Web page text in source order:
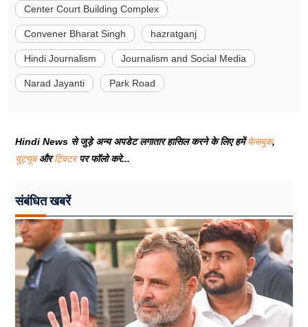
Center Court Building Complex
Convener Bharat Singh hazratganj
Hindi Journalism Journalism and Social Media
Narad Jayanti Park Road
Hindi News से जुड़े अन्य अपडेट लगातार हासिल करने के लिए हमेंफेसबुक,
यूट्यूबऔरट्विटरपर फॉलो करे...
संबंधित खबरें